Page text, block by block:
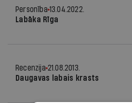
Personība 13.04.2022.
Labāka Rīga
Recenzija 21.08.2013.
Daugavas labais krasts